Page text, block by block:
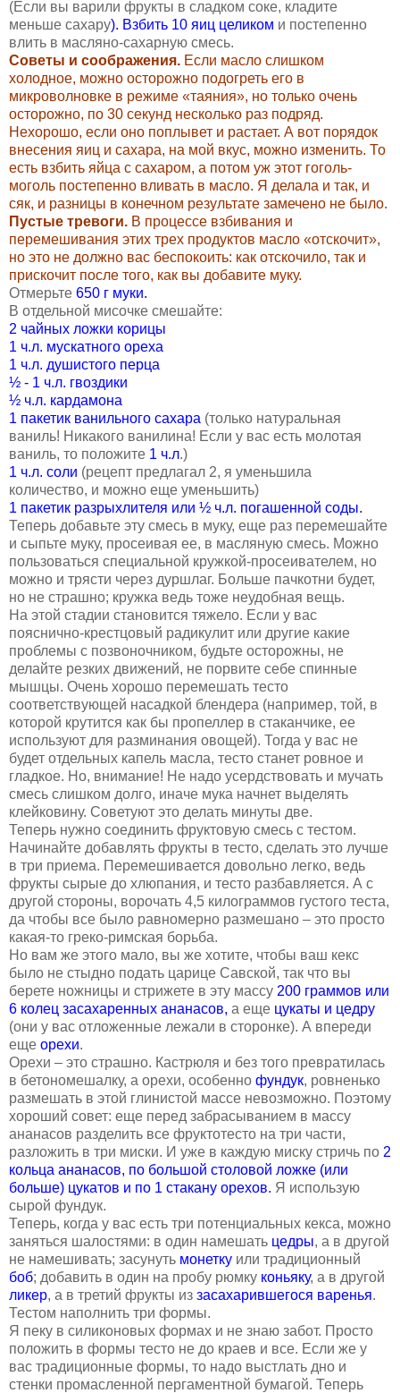
(Если вы варили фрукты в сладком соке, кладите
меньше сахару). Взбить 10 яиц целиком и постепенно
влить в масляно-сахарную смесь.
Советы и соображения. Если масло слишком
холодное, можно осторожно подогреть его в
микроволновке в режиме «таяния», но только очень
осторожно, по 30 секунд несколько раз подряд.
Нехорошо, если оно поплывет и растает. А вот порядок
внесения яиц и сахара, на мой вкус, можно изменить. То
есть взбить яйца с сахаром, а потом уж этот гоголь-
моголь постепенно вливать в масло. Я делала и так, и
сяк, и разницы в конечном результате замечено не было.
Пустые тревоги. В процессе взбивания и
перемешивания этих трех продуктов масло «отскочит»,
но это не должно вас беспокоить: как отскочило, так и
прискочит после того, как вы добавите муку.
Отмерьте 650 г муки.
В отдельной мисочке смешайте:
2 чайных ложки корицы
1 ч.л. мускатного ореха
1 ч.л. душистого перца
½ - 1 ч.л. гвоздики
½ ч.л. кардамона
1 пакетик ванильного сахара (только натуральная
ваниль! Никакого ванилина! Если у вас есть молотая
ваниль, то положите 1 ч.л.)
1 ч.л. соли (рецепт предлагал 2, я уменьшила
количество, и можно еще уменьшить)
1 пакетик разрыхлителя или ½ ч.л. погашенной соды.
Теперь добавьте эту смесь в муку, еще раз перемешайте
и сыпьте муку, просеивая ее, в масляную смесь. Можно
пользоваться специальной кружкой-просеивателем, но
можно и трясти через дуршлаг. Больше пачкотни будет,
но не страшно; кружка ведь тоже неудобная вещь.
На этой стадии становится тяжело. Если у вас
пояснично-крестцовый радикулит или другие какие
проблемы с позвоночником, будьте осторожны, не
делайте резких движений, не порвите себе спинные
мышцы. Очень хорошо перемешать тесто
соответствующей насадкой блендера (например, той, в
которой крутится как бы пропеллер в стаканчике, ее
используют для разминания овощей). Тогда у вас не
будет отдельных капель масла, тесто станет ровное и
гладкое. Но, внимание! Не надо усердствовать и мучать
смесь слишком долго, иначе мука начнет выделять
клейковину. Советуют это делать минуты две.
Теперь нужно соединить фруктовую смесь с тестом.
Начинайте добавлять фрукты в тесто, сделать это лучше
в три приема. Перемешивается довольно легко, ведь
фрукты сырые до хлюпания, и тесто разбавляется. А с
другой стороны, ворочать 4,5 килограммов густого теста,
да чтобы все было равномерно размешано – это просто
какая-то греко-римская борьба.
Но вам же этого мало, вы же хотите, чтобы ваш кекс
было не стыдно подать царице Савской, так что вы
берете ножницы и стрижете в эту массу 200 граммов или
6 колец засахаренных ананасов, а еще цукаты и цедру
(они у вас отложенные лежали в сторонке). А впереди
еще орехи.
Орехи – это страшно. Кастрюля и без того превратилась
в бетономешалку, а орехи, особенно фундук, ровненько
размешать в этой глинистой массе невозможно. Поэтому
хороший совет: еще перед забрасыванием в массу
ананасов разделить все фруктотесто на три части,
разложить в три миски. И уже в каждую миску стричь по 2
кольца ананасов, по большой столовой ложке (или
больше) цукатов и по 1 стакану орехов. Я использую
сырой фундук.
Теперь, когда у вас есть три потенциальных кекса, можно
заняться шалостями: в один намешать цедры, а в другой
не намешивать; засунуть монетку или традиционный
боб; добавить в один на пробу рюмку коньяку, а в другой
ликер, а в третий фрукты из засахарившегося варенья.
Тестом наполнить три формы.
Я пеку в силиконовых формах и не знаю забот. Просто
положить в формы тесто не до краев и все. Если же у
вас традиционные формы, то надо выстлать дно и
стенки промасленной пергаментной бумагой. Теперь